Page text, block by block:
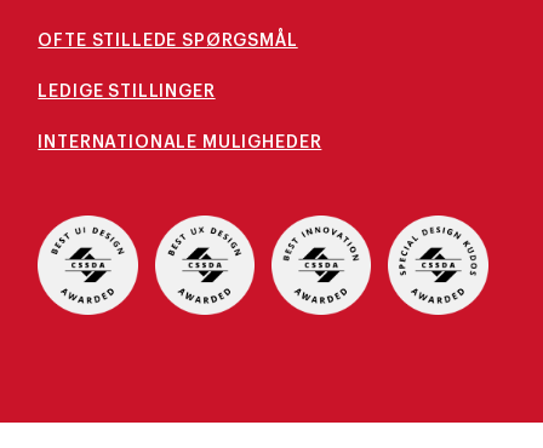
OFTE STILLEDE SPØRGSMÅL
LEDIGE STILLINGER
INTERNATIONALE MULIGHEDER